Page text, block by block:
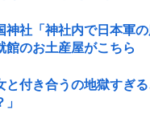
神社「神社内で日本軍
館のお土産屋がこちら
と付き合うの地獄すぎ